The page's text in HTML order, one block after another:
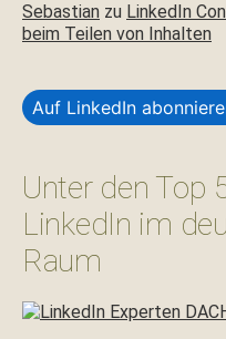
Sebastian zu LinkedIn
beim Teilen von Inhalten
Auf LinkedIn
Unter den Top
LinkedIn im
Raum